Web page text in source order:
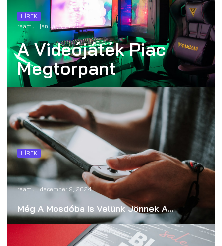
HÍREK
reacty január 6, 2025
A Videójáték Piac
Megtorpant
HÍREK
reacty december 9, 2024
Még A Mosdóba Is Velünk Jönnek A...